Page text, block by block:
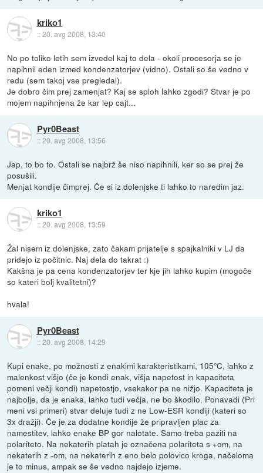
kriko1
::20. avg 2008, 13:40
No po toliko letih sem izvedel kaj to dela - okoli procesorja se je
napihnil eden izmed kondenzatorjev (vidno). Ostali so še vedno v
redu (sem takoj vse pregledal).
Je dobro čim prej zamenjat? Kaj se sploh lahko zgodi? Stvar je po
mojem napihnjena že kar lep cajt...
Pyr0Beast
::20. avg 2008, 13:56
Jap, to bo to. Ostali se najbrž še niso napihnili, ker so se prej že
posušili.
Menjat kondije čimprej. Če si iz dolenjske ti lahko to naredim jaz.
kriko1
::20. avg 2008, 13:59
Žal nisem iz dolenjske, zato čakam prijatelje s spajkalniki v LJ da
pridejo iz počitnic. Naj dela do takrat :)
Kakšna je pa cena kondenzatorjev ter kje jih lahko kupim (mogoče
so kateri bolj kvalitetni)?
hvala!
Pyr0Beast
::20. avg 2008, 14:29
Kupi enake, po možnosti z enakimi karakteristikami, 105°C, lahko z
malenkost višjo (če je kondi enak, višja napetost in kapaciteta
pomeni večji kondi) napetostjo, vsekakor pa ne nižjo. Kapaciteta je
najbolje, da je enaka, lahko tudi večja, ne bo škodilo. Ponavadi (Pri
meni vsi primeri) stvar deluje tudi z ne Low-ESR kondiji (kateri so
3x dražji). Če je za dodatne kondije že pripravljen plac za
namestitev, lahko enake BP gor nalotate. Samo treba paziti na
polariteto. Na nekaterih platah je označena polariteta s +om, na
nekaterih z -om, na nekaterih z eno belo polovico kroga, načeloma
je to minus, ampak se še vedno najdejo izjeme.